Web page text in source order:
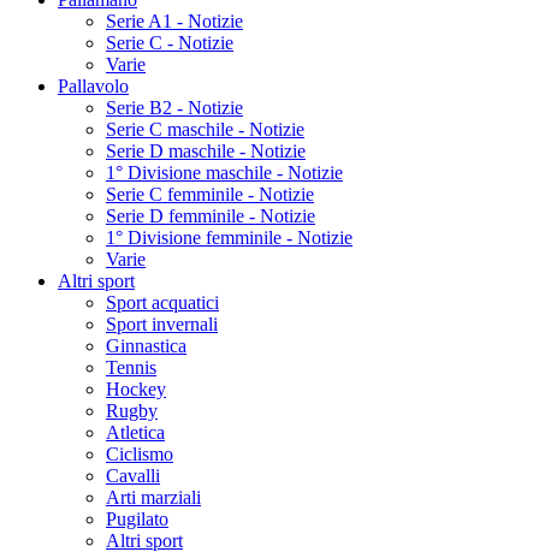
Serie A1 - Notizie
Serie C - Notizie
Varie
Pallavolo
Serie B2 - Notizie
Serie C maschile - Notizie
Serie D maschile - Notizie
1° Divisione maschile - Notizie
Serie C femminile - Notizie
Serie D femminile - Notizie
1° Divisione femminile - Notizie
Varie
Altri sport
Sport acquatici
Sport invernali
Ginnastica
Tennis
Hockey
Rugby
Atletica
Ciclismo
Cavalli
Arti marziali
Pugilato
Altri sport